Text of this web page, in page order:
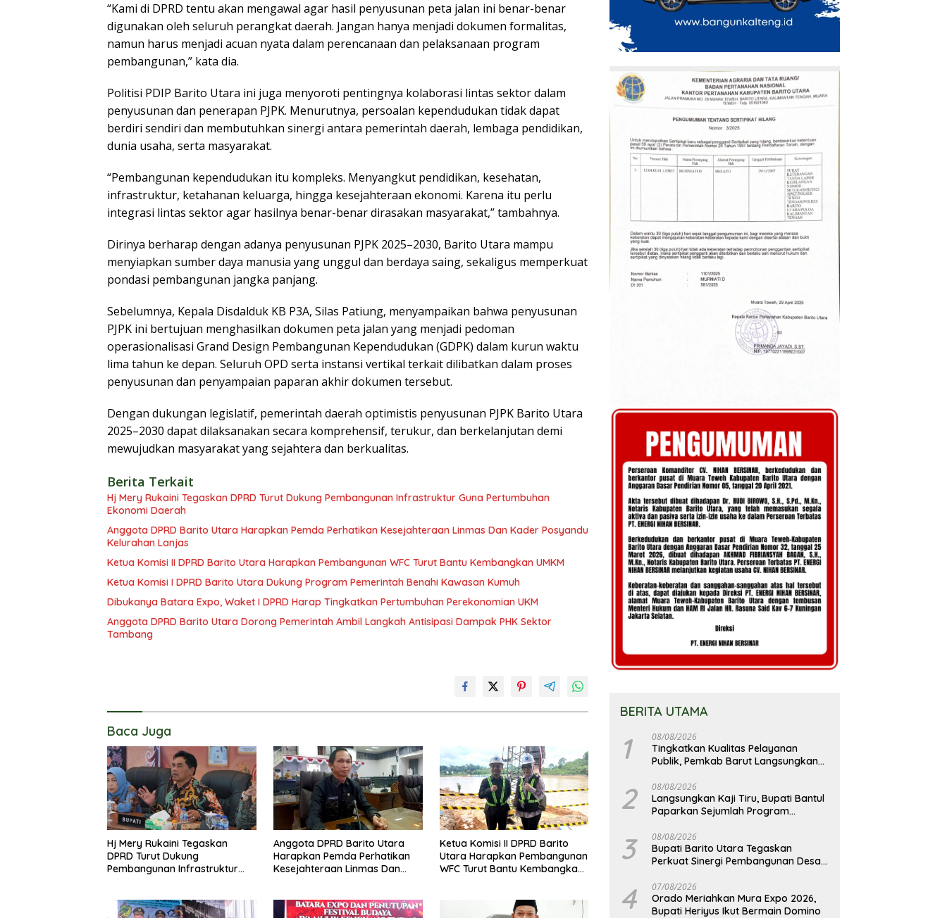
“Kami di DPRD tentu akan mengawal agar hasil penyusunan peta jalan ini benar-benar
digunakan oleh seluruh perangkat daerah. Jangan hanya menjadi dokumen formalitas,
namun harus menjadi acuan nyata dalam perencanaan dan pelaksanaan program
pembangunan,” kata dia.
Politisi PDIP Barito Utara ini juga menyoroti pentingnya kolaborasi lintas sektor dalam
penyusunan dan penerapan PJPK. Menurutnya, persoalan kependudukan tidak dapat
berdiri sendiri dan membutuhkan sinergi antara pemerintah daerah, lembaga pendidikan,
dunia usaha, serta masyarakat.
“Pembangunan kependudukan itu kompleks. Menyangkut pendidikan, kesehatan,
infrastruktur, ketahanan keluarga, hingga kesejahteraan ekonomi. Karena itu perlu
integrasi lintas sektor agar hasilnya benar-benar dirasakan masyarakat,” tambahnya.
Dirinya berharap dengan adanya penyusunan PJPK 2025–2030, Barito Utara mampu
menyiapkan sumber daya manusia yang unggul dan berdaya saing, sekaligus memperkuat
pondasi pembangunan jangka panjang.
Sebelumnya, Kepala Disdalduk KB P3A, Silas Patiung, menyampaikan bahwa penyusunan
PJPK ini bertujuan menghasilkan dokumen peta jalan yang menjadi pedoman
operasionalisasi Grand Design Pembangunan Kependudukan (GDPK) dalam kurun waktu
lima tahun ke depan. Seluruh OPD serta instansi vertikal terkait dilibatkan dalam proses
penyusunan dan penyampaian paparan akhir dokumen tersebut.
Dengan dukungan legislatif, pemerintah daerah optimistis penyusunan PJPK Barito Utara
2025–2030 dapat dilaksanakan secara komprehensif, terukur, dan berkelanjutan demi
mewujudkan masyarakat yang sejahtera dan berkualitas.
Berita Terkait
Hj Mery Rukaini Tegaskan DPRD Turut Dukung Pembangunan Infrastruktur Guna Pertumbuhan
Ekonomi Daerah
Anggota DPRD Barito Utara Harapkan Pemda Perhatikan Kesejahteraan Linmas Dan Kader Posyandu
Kelurahan Lanjas
Ketua Komisi II DPRD Barito Utara Harapkan Pembangunan WFC Turut Bantu Kembangkan UMKM
Ketua Komisi I DPRD Barito Utara Dukung Program Pemerintah Benahi Kawasan Kumuh
Dibukanya Batara Expo, Waket I DPRD Harap Tingkatkan Pertumbuhan Perekonomian UKM
Anggota DPRD Barito Utara Dorong Pemerintah Ambil Langkah Antisipasi Dampak PHK Sektor
Tambang
Baca Juga
Hj Mery Rukaini Tegaskan
DPRD Turut Dukung
Pembangunan Infrastruktur
Anggota DPRD Barito Utara
Harapkan Pemda Perhatikan
Kesejahteraan Linmas Dan
Ketua Komisi II DPRD Barito
Utara Harapkan Pembangunan
WFC Turut Bantu Kembangkan
BERITA UTAMA
1 08/08/2026
Tingkatkan Kualitas Pelayanan
Publik, Pemkab Barut Langsungkan
Progo
2 08/08/2026
Langsungkan Kaji Tiru, Bupati Bantul
Paparkan Sejumlah Program
3 08/08/2026
Bupati Barito Utara Tegaskan
Perkuat Sinergi Pembangunan Desa
Hadapi Potensi Karhutla
4 07/08/2026
Orado Meriahkan Mura Expo 2026,
Bupati Heriyus Ikut Bermain Domino